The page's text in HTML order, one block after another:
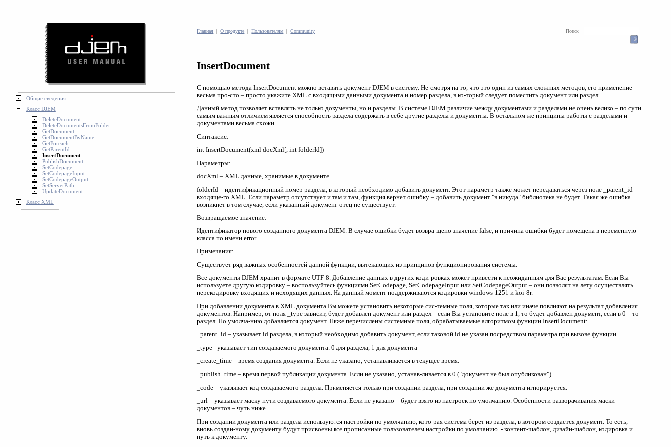
Общие сведения
Класс DJEM
DeleteDocument
DeleteDocumentsFromFolder
GetDocument
GetDocumentByName
GetForeach
GetParentId
InsertDocument
PublishDocument
SetCodepage
SetCodepageInput
SetCodepageOutput
SetServerPath
UpdateDocument
Класс XML
Главная |О продукте |Пользователям |Community Поиск
InsertDocument
С помощью метода InsertDocument можно вставить документ DJEM в систему. Не-смотря на то, что это один из самых сложных методов, его применение
весьма про-сто – просто укажите XML с входящими данными документа и номер раздела, в ко-торый следует поместить документ или раздел.
Данный метод позволяет вставлять не только документы, но и разделы. В системе DJEM различие между документами и разделами не очень велико – по сути
самым важным отличием является способность раздела содержать в себе другие разделы и документы. В остальном же принципы работы с разделами и
документами весьма схожи.
Синтаксис:
int InsertDocument(xml docXml[, int folderId])
Параметры:
docXml – XML данные, хранимые в документе
folderId – идентификационный номер раздела, в который необходимо добавить документ. Этот параметр также может передаваться через поле _parent_id
входяще-го XML. Если параметр отсутствует и там и там, функция вернет ошибку – добавить документ "в никуда" библиотека не будет. Такая же ошибка
возникнет в том случае, если указанный документ-отец не существует.
Возвращаемое значение:
Идентификатор нового созданного документа DJEM. В случае ошибки будет возвра-щено значение false, и причина ошибки будет помещена в переменную
класса по имени error.
Примечания:
Существует ряд важных особенностей данной функции, вытекающих из принципов функционирования системы.
Все документы DJEM хранит в формате UTF-8. Добавление данных в других коди-ровках может привести к неожиданным для Вас результатам. Если Вы
используете другую кодировку – воспользуйтесь функциями SetCodepage, SetCodepageInput или SetCodepageOutput – они позволят на лету осуществлять
перекодировку входящих и исходящих данных. На данный момент поддерживаются кодировки windows-1251 и koi-8r.
При добавлении документа в XML документа Вы можете установить некоторые сис-темные поля, которые так или иначе повлияют на результат добавления
документов. Например, от поля _type зависит, будет добавлен документ или раздел – если Вы установите поле в 1, то будет добавлен документ, если в 0 – то
раздел. По умолча-нию добавляется документ. Ниже перечислены системные поля, обрабатываемые алгоритмом функции InsertDocument:
_parent_id – указывает id раздела, в который необходимо добавить документ, если таковой id не указан посредством параметра при вызове функции
_type - указывает тип создаваемого документа. 0 для раздела, 1 для документа
_create_time – время создания документа. Если не указано, устанавливается в текущее время.
_publish_time – время первой публикации документа. Если не указано, устанав-ливается в 0 ("документ не был опубликован").
_code – указывает код создаваемого раздела. Применяется только при создании раздела, при создании же документа игнорируется.
_url – указывает маску пути создаваемого документа. Если не указано – будет взято из настроек по умолчанию. Особенности разворачивания маски
документов – чуть ниже.
При создании документа или раздела используются настройки по умолчанию, кото-рая система берет из раздела, в котором создается документ. То есть,
вновь создан-ному документу будут присвоены все прописанные пользователем настройки по умолчанию - контент-шаблон, дизайн-шаблон, кодировка и
путь к документу.